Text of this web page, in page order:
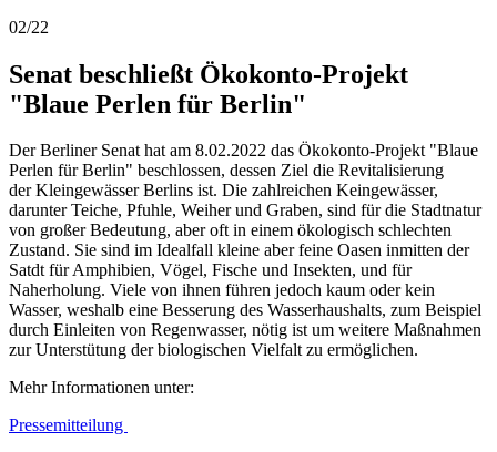
02/22
Senat beschließt Ökokonto-Projekt
"Blaue Perlen für Berlin"
Der Berliner Senat hat am 8.02.2022 das Ökokonto-Projekt "Blaue
Perlen für Berlin" beschlossen, dessen Ziel die Revitalisierung
der Kleingewässer Berlins ist. Die zahlreichen Keingewässer,
darunter Teiche, Pfuhle, Weiher und Graben, sind für die Stadtnatur
von großer Bedeutung, aber oft in einem ökologisch schlechten
Zustand. Sie sind im Idealfall kleine aber feine Oasen inmitten der
Satdt für Amphibien, Vögel, Fische und Insekten, und für
Naherholung. Viele von ihnen führen jedoch kaum oder kein
Wasser, weshalb eine Besserung des Wasserhaushalts, zum Beispiel
durch Einleiten von Regenwasser, nötig ist um weitere Maßnahmen
zur Unterstütung der biologischen Vielfalt zu ermöglichen.
Mehr Informationen unter:
Pressemitteilung